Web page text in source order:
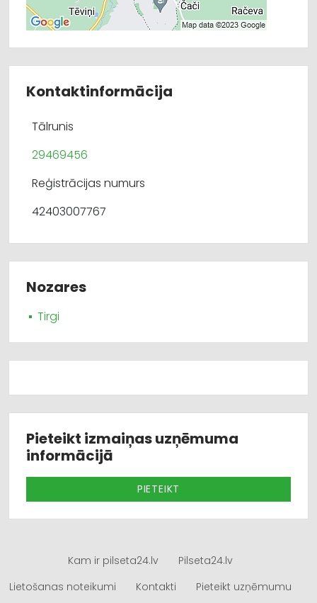
Kontaktinformācija
Tālrunis
29469456
Reģistrācijas numurs
42403007767
Nozares
Tirgi
Pieteikt izmaiņas uzņēmuma
informācijā
PIETEIKT
Kam ir pilseta24.lv
Pilseta24.lv
Lietošanas noteikumi
Kontakti Pieteikt uzņēmumu